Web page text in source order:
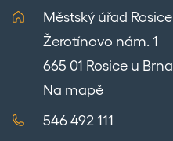
Městský úřad Rosice
Žerotínovo nám. 1
665 01 Rosice u Brna
Na mapě
546 492 111